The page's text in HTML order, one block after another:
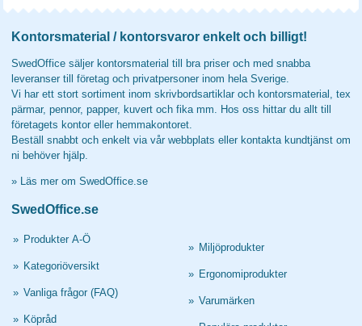
Kontorsmaterial / kontorsvaror enkelt och billigt!
SwedOffice säljer kontorsmaterial till bra priser och med snabba
leveranser till företag och privatpersoner inom hela Sverige.
Vi har ett stort sortiment inom skrivbordsartiklar och kontorsmaterial, tex
pärmar, pennor, papper, kuvert och fika mm. Hos oss hittar du allt till
företagets kontor eller hemmakontoret.
Beställ snabbt och enkelt via vår webbplats eller kontakta kundtjänst om
ni behöver hjälp.
» Läs mer om SwedOffice.se
SwedOffice.se
» Produkter A-Ö
» Kategoriöversikt
» Vanliga frågor (FAQ)
» Köpråd
» Miljöprodukter
» Ergonomiprodukter
» Varumärken